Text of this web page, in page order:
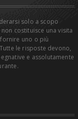
solo a scopo
costituisce una visita
uno o più
le risposte devono,
e assolutamente